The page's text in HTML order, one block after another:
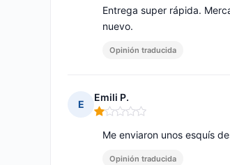
Entrega super rápida.
nuevo.
Opinión traducida
E
Emili P.
Nota: 1 de 5
Me enviaron unos esquís
Opinión traducida